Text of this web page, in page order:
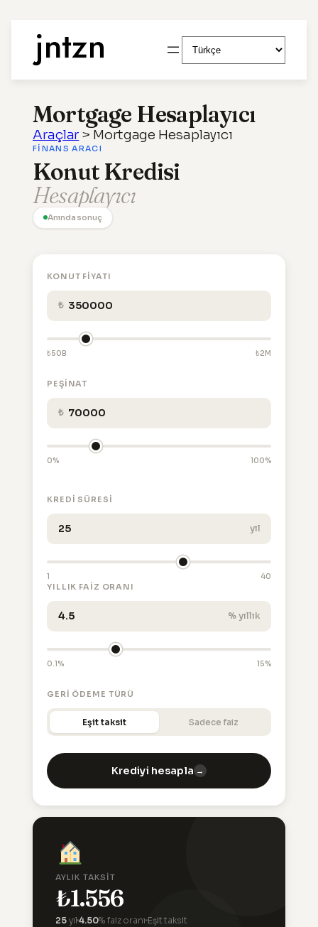
geç
Dil
Seç
Mortgage Hesaplayıcı
Araçlar > Mortgage Hesaplayıcı
FINANS ARACI
Konut Kredisi
Hesaplayıcı
Anında sonuç
KONUT FIYATI
₺
₺50B ₺2M
PEŞINAT
₺
0% 100%
KREDI SÜRESI
yıl
1 40
YILLIK FAIZ ORANI
% yıllık
0.1% 15%
GERI ÖDEME TÜRÜ
Eşit taksit Sadece faiz
Krediyi hesapla →
AYLIK TAKSIT
₺1.556
25yıl 4.50% faiz oranı Eşit taksit